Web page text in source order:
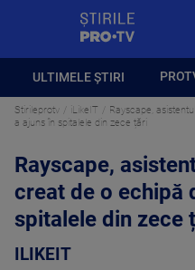
ULTIMELE ȘTIRI
Stirileprotv iLikeIT
Rayscape,
a ajuns în spitalele din zece țări
Rayscape,
creat de o echipă
spitalele din zece
ILIKEIT